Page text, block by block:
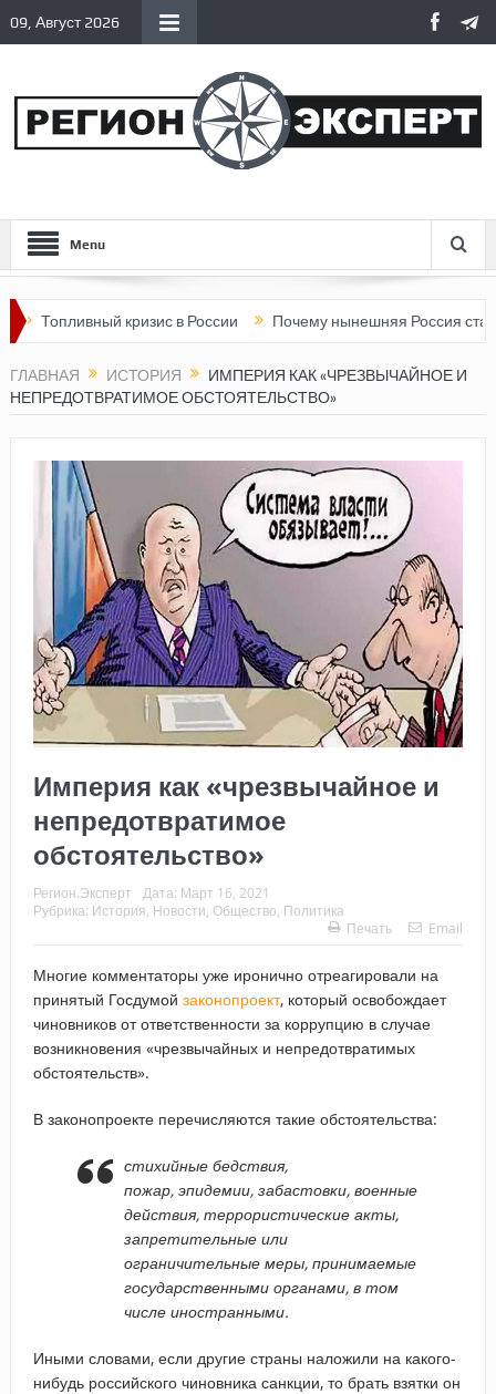
09, Август 2026
Menu
кризис в России Почему нынешняя Россия стала
ГЛАВНАЯ ИСТОРИЯ
ИМПЕРИЯ КАК «ЧРЕЗВЫЧАЙНОЕ И
НЕПРЕДОТВРАТИМОЕ ОБСТОЯТЕЛЬСТВО»
Империя как «чрезвычайное и
непредотвратимое
обстоятельство»
Регион.Эксперт Дата: Март 16, 2021
Рубрика: История Новости Общество Политика
Печать
Email
Многие комментаторы уже иронично отреагировали на
принятый Госдумой законопроект, который освобождает
чиновников от ответственности за коррупцию в случае
возникновения «чрезвычайных и непредотвратимых
обстоятельств».
В законопроекте перечисляются такие обстоятельства:
стихийные бедствия,
пожар, эпидемии, забастовки, военные
действия, террористические акты,
запретительные или
ограничительные меры, принимаемые
государственными органами, в том
числе иностранными.
Иными словами, если другие страны наложили на какого-
нибудь российского чиновника санкции, то брать взятки он